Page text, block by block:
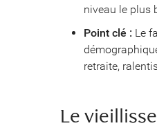
niveau le plus
Point clé : Le
retraite,
Le